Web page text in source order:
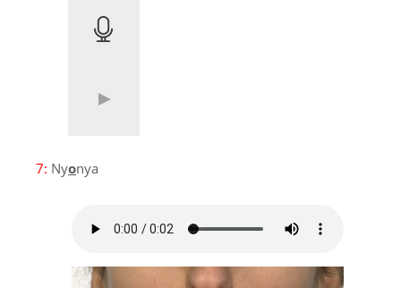
7: Nyonya